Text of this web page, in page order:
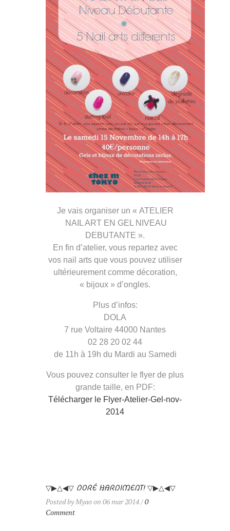
Je vais organiser un « ATELIER
NAIL ART EN GEL NIVEAU
DEBUTANTE ».
En fin d’atelier, vous repartez avec
vos nail arts que vous pouvez utiliser
ultérieurement comme décoration,
« bijoux » d’ongles.
Plus d’infos:
DOLA
7 rue Voltaire 44000 Nantes
02 28 20 02 44
de 11h à 19h du Mardi au Samedi
Vous pouvez consulter le flyer de plus
grande taille, en PDF:
Télécharger le Flyer-Atelier-Gel-nov-
2014
▽▶△◀▽ DORÉ HARDIMENT! ▽▶△◀▽
Posted by Myao on 06 mar 2014 /0
Comment